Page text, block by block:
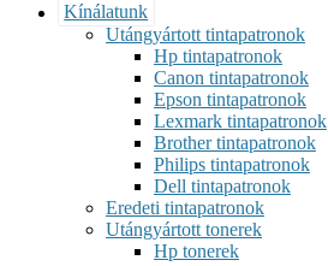
Kínálatunk
Utángyártott tintapatronok
Hp tintapatronok
Canon tintapatronok
Epson tintapatronok
Lexmark tintapatronok
Brother tintapatronok
Philips tintapatronok
Dell tintapatronok
Eredeti tintapatronok
Utángyártott tonerek
Hp tonerek